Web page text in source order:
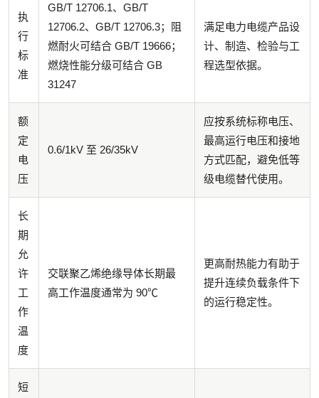
执
行
标
准
GB/T 12706.1、GB/T
12706.2、GB/T 12706.3；阻
燃耐火可结合 GB/T 19666；
燃烧性能分级可结合 GB
31247
满足电力电缆产品设
计、制造、检验与工
程选型依据。
额
定
电
压
0.6/1kV 至 26/35kV
应按系统标称电压、
最高运行电压和接地
方式匹配，避免低等
级电缆替代使用。
长
期
允
许
工
作
温
度
交联聚乙烯绝缘导体长期最
高工作温度通常为 90℃
更高耐热能力有助于
提升连续负载条件下
的运行稳定性。
短